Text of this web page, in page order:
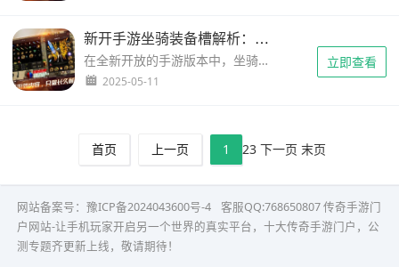
新开手游坐骑装备槽解析：攻击型宝石镶嵌策略与战力换算
在全新开放的手游版本中，坐骑系统迎来装备槽位的重大革新。作为战力提升的核心模块，攻击型宝石的精准镶嵌直接影响角色爆发输出能力。本文将从装备槽机制、宝石属性匹配、战力换算公式三大维度，为玩家拆解当前版本最优攻击配置方案，助你快速突破战力瓶颈。...
2025-05-11
立即查看
首页 上一页 1 23 下一页 末页
网站备案号： 豫ICP备2024043600号-4 客服QQ:768650807传奇手游门
户网站-让手机玩家开启另一个世界的真实平台，十大传奇手游门户，公
测专题齐更新上线，敬请期待！